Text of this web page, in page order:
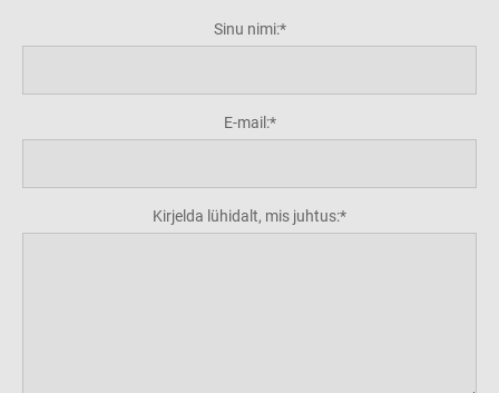
Sinu nimi:
E-mail:
Kirjelda lühidalt, mis juhtus: